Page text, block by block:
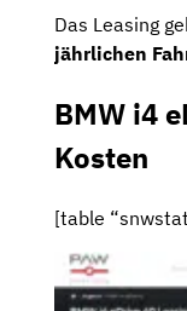
Das Leasing
jährlichen
BMW i4
Kosten
[table